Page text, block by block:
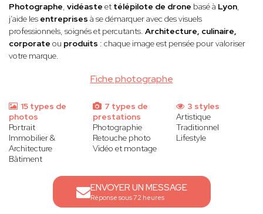
Fiche photographe
Photographe, vidéaste et télépilote de drone basé à Lyon,
j’aide les entreprises à se démarquer avec des visuels
professionnels, soignés et percutants. Architecture, culinaire,
corporate ou produits : chaque image est pensée pour valoriser
votre marque.
15 types de
photos
Portrait
Immobilier &
Architecture
Bâtiment
7 types de
prestations
Photographie
Retouche photo
Vidéo et montage
3 styles
Artistique
Traditionnel
Lifestyle
ENVOYER UN MESSAGE
Réponse sous 72 heures